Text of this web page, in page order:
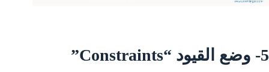
5- وضع القيود “Constraints”